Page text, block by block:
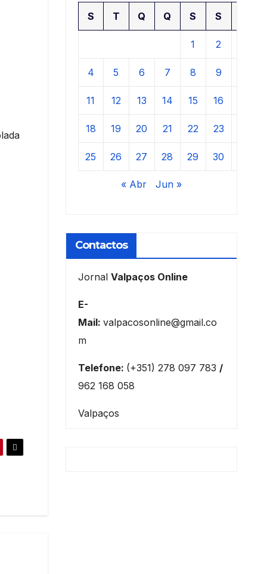
S T Q Q S S
1 2
4 5 6 7 8 9
11 12 13 14 15 16
18 19 20 21 22 23
25 26 27 28 29 30
« Abr Jun »
Contactos
Jornal Valpaços Online
E-
Mail: valpacosonline@gmail.co
m
Telefone: (+351) 278 097 783 /
962 168 058
Valpaços